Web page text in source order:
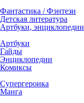
Фантастика / Фэнтези
Детская литература
Артбуки, энциклопедии
Артбуки
Гайды
Энциклопедии
Комиксы
Супергероика
Манга